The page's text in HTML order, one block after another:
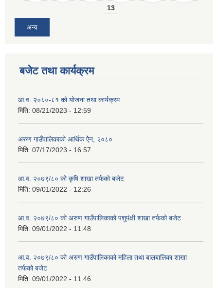
13
अन्य
बजेट तथा कार्यक्रम
आ.व. २०८०-८१ को योजना तथा कार्यक्रम
मिति: 08/21/2023 - 12:59
अरुण गाउँपालिकाको आर्थिक ऐेन, २०८०
मिति: 07/17/2023 - 16:57
आ.व. २०७९/८० को कृषि शाखा तर्फको बजेट
मिति: 09/01/2022 - 12:26
आ.व. २०७९/८० को अरुण गाउँपालिकाको पशुपंक्षी शाखा तर्फको बजेट
मिति: 09/01/2022 - 11:48
आ.व. २०७९/८० को अरुण गाउँपालिकाको महिला तथा बालबालिका शाखा
तर्फको बजेट
मिति: 09/01/2022 - 11:46